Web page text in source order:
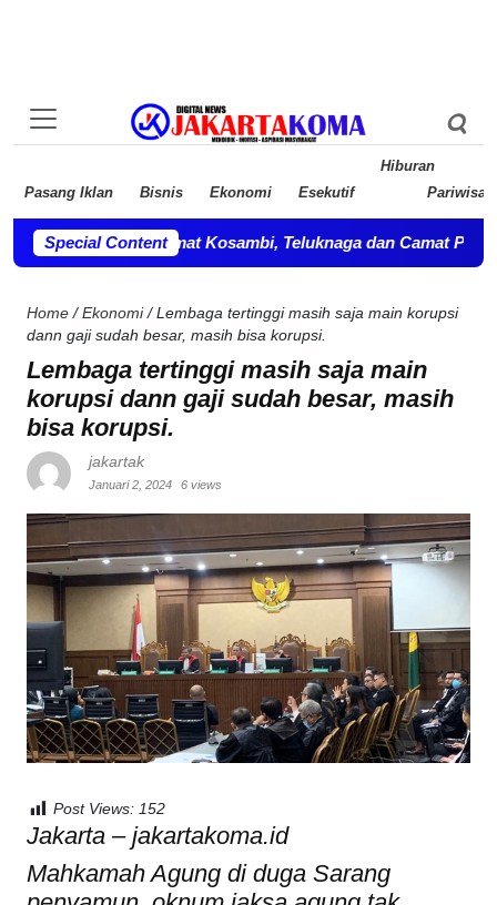
Pasang Iklan Bisnis Ekonomi Esekutif
Hiburan
Pariwisata
Special Content
Camat Kosambi, Teluknaga dan Camat Pakuhaji
Home / Ekonomi/ Lembaga tertinggi masih saja main korupsi
dann gaji sudah besar, masih bisa korupsi.
Lembaga tertinggi masih saja main
korupsi dann gaji sudah besar, masih
bisa korupsi.
jakartak
Januari 2, 2024 6 views
Post Views: 152
Jakarta – jakartakoma.id
Mahkamah Agung di duga Sarang